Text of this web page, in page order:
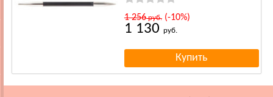
1 256руб.(-10%)
1 130 руб.